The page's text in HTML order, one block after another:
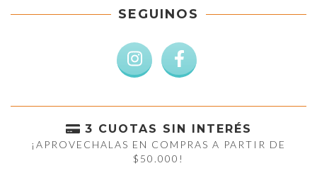
SEGUINOS
3 CUOTAS SIN INTERÉS
¡APROVECHALAS EN COMPRAS A PARTIR DE
$50.000!